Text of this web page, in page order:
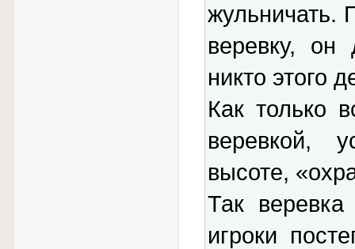
жульничать.
веревку, он
никто этого
Как только
веревкой,
высоте,
Так
игроки